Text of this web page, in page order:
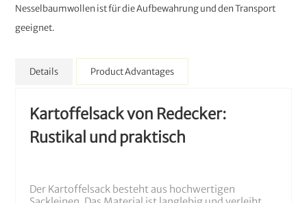
Nesselbaumwollen ist für die Aufbewahrung und den Transport
geeignet.
Details
Kartoffelsack von Redecker:
Rustikal und praktisch
Der Kartoffelsack besteht aus hochwertigen
Product Advantages